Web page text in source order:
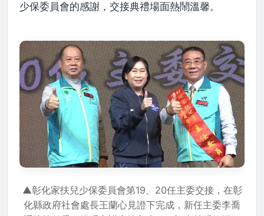
少保委員會的感謝，交接典禮場面熱鬧溫馨。
▲彰化家扶兒少保委員會第19、20任主委交接，在彰
化縣政府社會處長王蘭心見證下完成，新任主委李喬